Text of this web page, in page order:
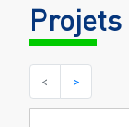
Projets
< >